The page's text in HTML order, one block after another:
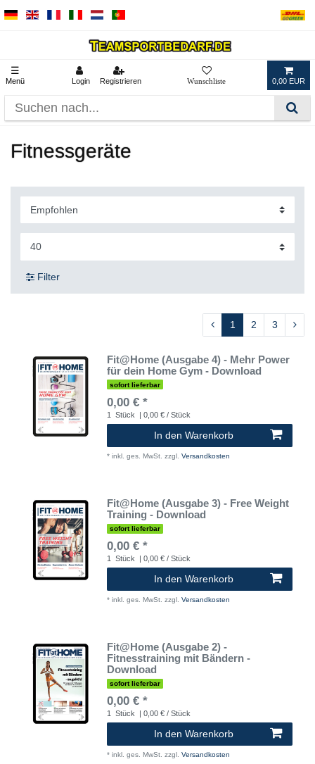
☰
Menü Login Registrieren 0,00 EUR
Fitnessgeräte
Filter
1 2 3
Fit@Home (Ausgabe 4) - Mehr Power
für dein Home Gym - Download
sofort lieferbar
0,00 € *
1 Stück | 0,00 € / Stück
In den Warenkorb
* inkl. ges. MwSt. zzgl. Versandkosten
Fit@Home (Ausgabe 3) - Free Weight
Training - Download
sofort lieferbar
0,00 € *
1 Stück | 0,00 € / Stück
In den Warenkorb
* inkl. ges. MwSt. zzgl. Versandkosten
Fit@Home (Ausgabe 2) -
Fitnesstraining mit Bändern -
Download
sofort lieferbar
0,00 € *
1 Stück | 0,00 € / Stück
In den Warenkorb
* inkl. ges. MwSt. zzgl. Versandkosten